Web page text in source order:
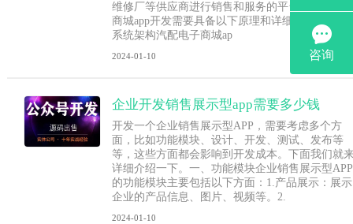
维修厂等供应商进行销售和服务的平台。汽配电
商城app开发需要具备以下原理和详细介绍：1. 构
系统架构汽配电子商城ap
2024-01-10
企业开发销售展示型app需要多少钱
开发一个企业销售展示型APP，需要考虑多个方
面，比如功能模块、设计、开发、测试、发布等
等，这些方面都会影响到开发成本。下面我们就
详细介绍一下。一、功能模块企业销售展示型APP
的功能模块主要包括以下方面：1.产品展示：展示
企业的产品信息、图片、视频等。2.
2024-01-10